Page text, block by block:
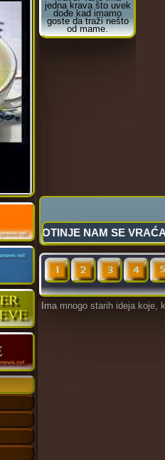
Ima mnogo starih ideja koje,